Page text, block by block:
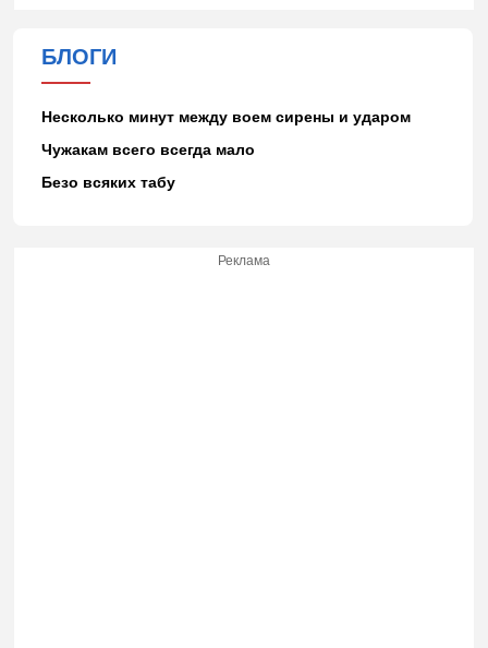
БЛОГИ
Несколько минут между воем сирены и ударом
Чужакам всего всегда мало
Безо всяких табу
Реклама